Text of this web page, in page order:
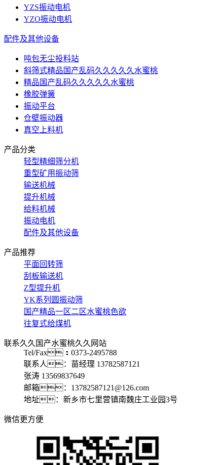
YZS振动电机
YZO振动电机
配件及其他设备
吨包无尘投料站
斜筛式精品国产乱码久久久久久水蜜桃
精品国产乱码久久久久久水蜜桃
橡胶弹簧
振动平台
仓壁振动器
真空上料机
产品分类
轻型精细筛分机
重型矿用振动筛
输送机械
提升机械
给料机械
振动电机
配件及其他设备
产品推荐
平面回转筛
刮板输送机
Z型提升机
YK系列圆振动筛
国产精品一区二区水蜜桃色欲
往复式给煤机
联系久久国产水蜜桃久久网站
Tel/Fax：0373-2495788
联系人：苗经理 13782587121
张涛 13569837649
邮箱：13782587121@126.com
地址：新乡市七里营镇南魏庄工业园3号
微信更方便